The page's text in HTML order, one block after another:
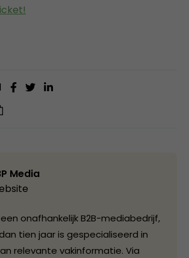
Media
een onafhankelijk B2B-mediabedrijf,
tien jaar is gespecialiseerd in
relevante vakinformatie. Via